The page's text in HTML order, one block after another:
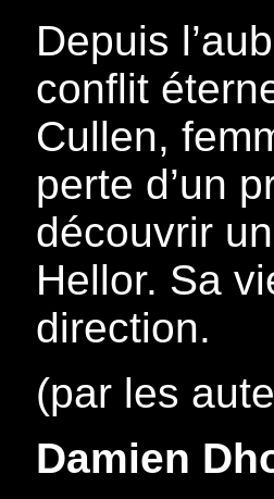
Depuis
conflit
Cullen,
perte d’un
découvrir
Hellor. Sa
direction.
(par les
Damien